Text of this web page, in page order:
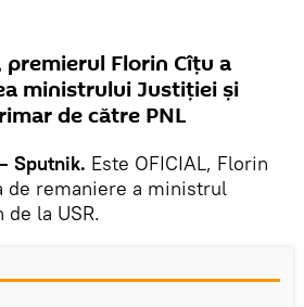
Florin Cîțu a
ministrului Justiției și
de către PNL
Sputnik. Este OFICIAL, Florin
de remaniere a ministrul
la USR.